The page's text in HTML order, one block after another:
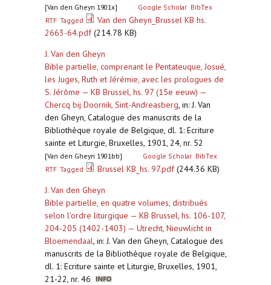
[Van den Gheyn 1901x] Google Scholar BibTex
RTF Tagged
Van den Gheyn_Brussel KB hs.
2663-64.pdf(214.78 KB)
J. Van den Gheyn
Bible partielle, comprenant le Pentateuque, Josué,
les Juges, Ruth et Jérémie, avec les prologues de
S. Jérôme — KB Brussel, hs. 97 (15e eeuw) —
Chercq bij Doornik, Sint-Andreasberg, in: J. Van
den Gheyn, Catalogue des manuscrits de la
Bibliothèque royale de Belgique, dl. 1: Ecriture
sainte et Liturgie, Bruxelles, 1901, 24, nr. 52
[Van den Gheyn 1901bb] Google Scholar BibTex
RTF Tagged Brussel KB_hs. 97.pdf(244.36 KB)
J. Van den Gheyn
Bible partielle, en quatre volumes, distribués
selon l'ordre liturgique — KB Brussel, hs. 106-107,
204-205 (1402-1403) — Utrecht, Nieuwlicht in
Bloemendaal, in: J. Van den Gheyn, Catalogue des
manuscrits de la Bibliothèque royale de Belgique,
dl. 1: Ecriture sainte et Liturgie, Bruxelles, 1901,
21-22, nr. 46